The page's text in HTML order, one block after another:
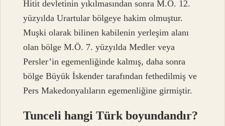
Hitit devletinin yıkılmasından sonra M.Ö. 12.
yüzyılda Urartular bölgeye hakim olmuştur.
Muşki olarak bilinen kabilenin yerleşim alanı
olan bölge M.Ö. 7. yüzyılda Medler veya
Persler’in egemenliğinde kalmış, daha sonra
bölge Büyük İskender tarafından fethedilmiş ve
Pers Makedonyalıların egemenliğine girmiştir.
Tunceli hangi Türk boyundandır?